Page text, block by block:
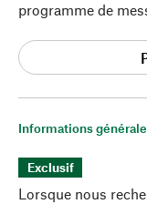
Informations
Exclusif
Lorsque nous
programme de